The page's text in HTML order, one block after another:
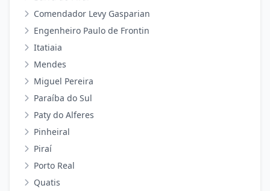
Comendador Levy Gasparian
Engenheiro Paulo de Frontin
Itatiaia
Mendes
Miguel Pereira
Paraíba do Sul
Paty do Alferes
Pinheiral
Piraí
Porto Real
Quatis